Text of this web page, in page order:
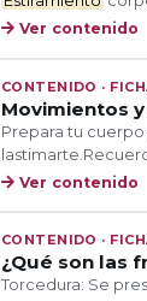
Ver contenido
CONTENIDO ·
Movimientos
Prepara tu
Ver contenido
CONTENIDO ·
¿Qué son las
Torcedura: Se